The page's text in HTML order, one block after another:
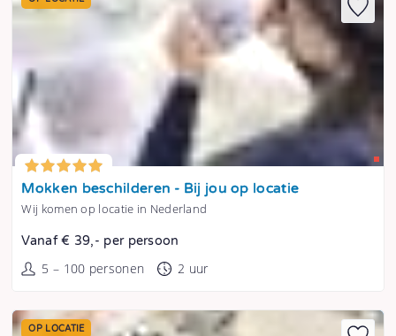
Tonen
Mokken beschilderen - Bij jou op locatie
Wij komen op locatie in Nederland
Vanaf € 39,- per persoon
5 – 100 personen 2 uur
OP LOCATIE